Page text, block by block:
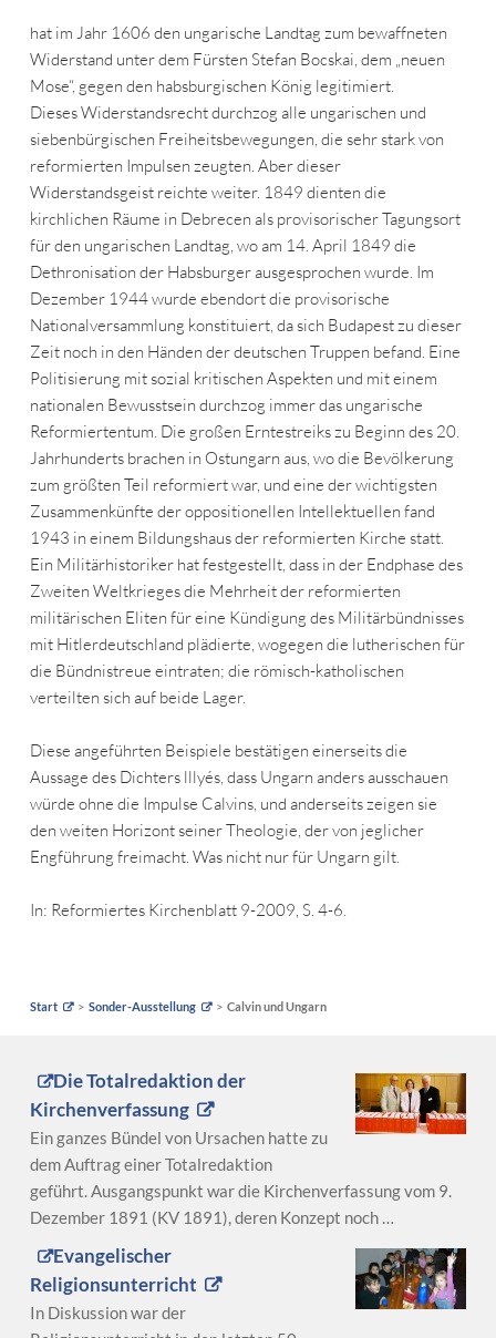
hat im Jahr 1606 den ungarische Landtag zum bewaffneten
Widerstand unter dem Fürsten Stefan Bocskai, dem „neuen
Mose“, gegen den habsburgischen König legitimiert.
Dieses Widerstandsrecht durchzog alle ungarischen und
siebenbürgischen Freiheitsbewegungen, die sehr stark von
reformierten Impulsen zeugten. Aber dieser
Widerstandsgeist reichte weiter. 1849 dienten die
kirchlichen Räume in Debrecen als provisorischer Tagungsort
für den ungarischen Landtag, wo am 14. April 1849 die
Dethronisation der Habsburger ausgesprochen wurde. Im
Dezember 1944 wurde ebendort die provisorische
Nationalversammlung konstituiert, da sich Budapest zu dieser
Zeit noch in den Händen der deutschen Truppen befand. Eine
Politisierung mit sozial kritischen Aspekten und mit einem
nationalen Bewusstsein durchzog immer das ungarische
Reformiertentum. Die großen Erntestreiks zu Beginn des 20.
Jahrhunderts brachen in Ostungarn aus, wo die Bevölkerung
zum größten Teil reformiert war, und eine der wichtigsten
Zusammenkünfte der oppositionellen Intellektuellen fand
1943 in einem Bildungshaus der reformierten Kirche statt.
Ein Militärhistoriker hat festgestellt, dass in der Endphase des
Zweiten Weltkrieges die Mehrheit der reformierten
militärischen Eliten für eine Kündigung des Militärbündnisses
mit Hitlerdeutschland plädierte, wogegen die lutherischen für
die Bündnistreue eintraten; die römisch-katholischen
verteilten sich auf beide Lager.
Diese angeführten Beispiele bestätigen einerseits die
Aussage des Dichters lllyés, dass Ungarn anders ausschauen
würde ohne die Impulse Calvins, und anderseits zeigen sie
den weiten Horizont seiner Theologie, der von jeglicher
Engführung freimacht. Was nicht nur für Ungarn gilt.
In: Reformiertes Kirchenblatt 9-2009, S. 4-6.
Start Sonder-Ausstellung Calvin und Ungarn
Die Totalredaktion der
Kirchenverfassung
Ein ganzes Bündel von Ursachen hatte zu
dem Auftrag einer Totalredaktion
geführt. Ausgangspunkt war die Kirchenverfassung vom 9.
Dezember 1891 (KV 1891), deren Konzept noch …
Evangelischer
Religionsunterricht
In Diskussion war der